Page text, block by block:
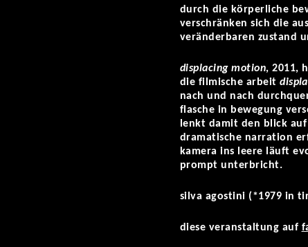
durch die körperliche
verschränken sich die
veränderbaren zustand
displacing motion, 2011,
die filmische arbeit
nach und nach
flasche in bewegung
lenkt damit den blick
dramatische narration
kamera ins leere läuft
prompt unterbricht.
silva agostini (*1979 in
diese veranstaltung auf